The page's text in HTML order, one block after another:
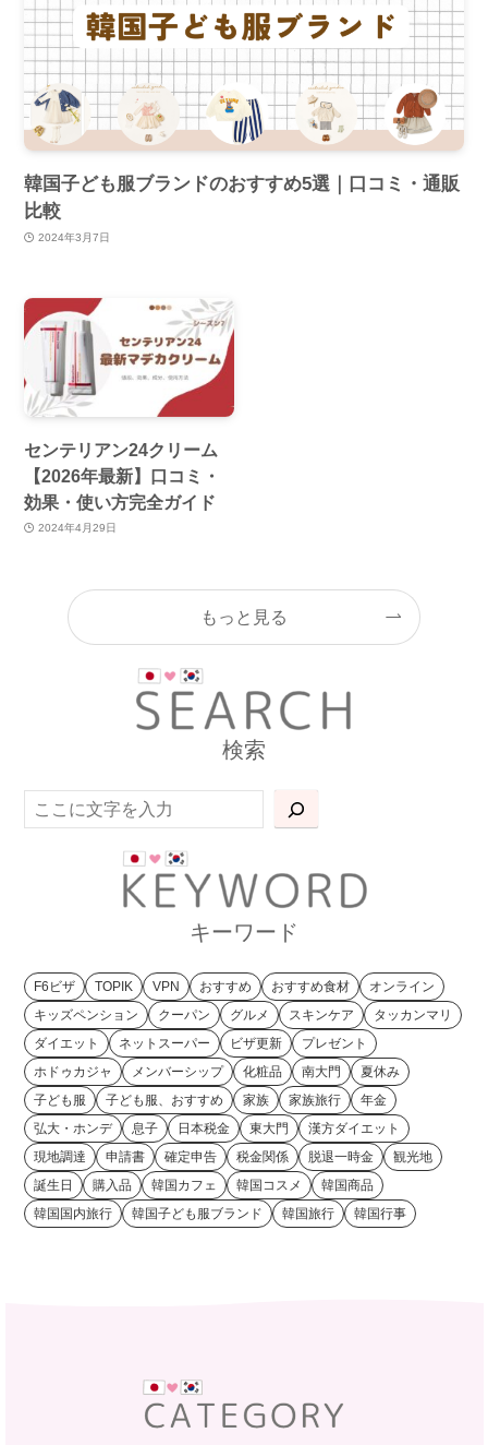
韓国子ども服ブランドのおすすめ5選｜口コミ・通販
比較
2024年3月7日
センテリアン24クリーム
【2026年最新】口コミ・
効果・使い方完全ガイド
2024年4月29日
もっと見る
検索
検索
キーワード
F6ビザ TOPIK VPN おすすめ おすすめ食材
オンライン
キッズペンション
クーパン グルメ スキンケア
タッカンマリ
ダイエット
ネットスーパー ビザ更新
プレゼント
ホドゥカジャ
メンバーシップ 化粧品 南大門
夏休み
子ども服
子ども服、おすすめ 家族 家族旅行
年金
弘大・ホンデ
息子 日本税金 東大門
漢方ダイエット
現地調達
申請書 確定申告 税金関係 脱退一時金
観光地
誕生日
購入品 韓国カフェ 韓国コスメ
韓国商品
韓国国内旅行
韓国子ども服ブランド 韓国旅行 韓国行事